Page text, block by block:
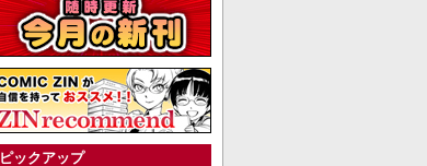
ピックアップ